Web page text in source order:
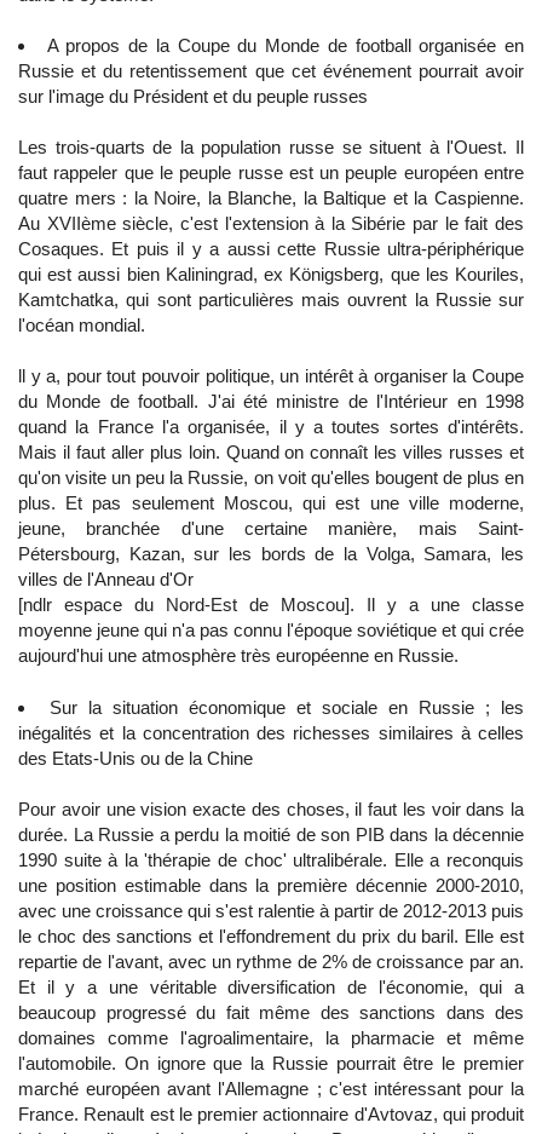
A propos de la Coupe du Monde de football organisée en
Russie et du retentissement que cet événement pourrait avoir
sur l'image du Président et du peuple russes
Les trois-quarts de la population russe se situent à l'Ouest. Il
faut rappeler que le peuple russe est un peuple européen entre
quatre mers : la Noire, la Blanche, la Baltique et la Caspienne.
Au XVIIème siècle, c'est l'extension à la Sibérie par le fait des
Cosaques. Et puis il y a aussi cette Russie ultra-périphérique
qui est aussi bien Kaliningrad, ex Königsberg, que les Kouriles,
Kamtchatka, qui sont particulières mais ouvrent la Russie sur
l'océan mondial.
ll y a, pour tout pouvoir politique, un intérêt à organiser la Coupe
du Monde de football. J'ai été ministre de l'Intérieur en 1998
quand la France l'a organisée, il y a toutes sortes d'intérêts.
Mais il faut aller plus loin. Quand on connaît les villes russes et
qu'on visite un peu la Russie, on voit qu'elles bougent de plus en
plus. Et pas seulement Moscou, qui est une ville moderne,
jeune, branchée d'une certaine manière, mais Saint-
Pétersbourg, Kazan, sur les bords de la Volga, Samara, les
villes de l'Anneau d'Or
[ndlr espace du Nord-Est de Moscou]. Il y a une classe
moyenne jeune qui n'a pas connu l'époque soviétique et qui crée
aujourd'hui une atmosphère très européenne en Russie.
Sur la situation économique et sociale en Russie ; les
inégalités et la concentration des richesses similaires à celles
des Etats-Unis ou de la Chine
Pour avoir une vision exacte des choses, il faut les voir dans la
durée. La Russie a perdu la moitié de son PIB dans la décennie
1990 suite à la 'thérapie de choc' ultralibérale. Elle a reconquis
une position estimable dans la première décennie 2000-2010,
avec une croissance qui s'est ralentie à partir de 2012-2013 puis
le choc des sanctions et l'effondrement du prix du baril. Elle est
repartie de l'avant, avec un rythme de 2% de croissance par an.
Et il y a une véritable diversification de l'économie, qui a
beaucoup progressé du fait même des sanctions dans des
domaines comme l'agroalimentaire, la pharmacie et même
l'automobile. On ignore que la Russie pourrait être le premier
marché européen avant l'Allemagne ; c'est intéressant pour la
France. Renault est le premier actionnaire d'Avtovaz, qui produit